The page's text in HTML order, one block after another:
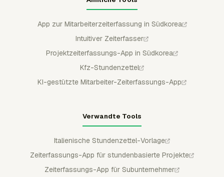
App zur Mitarbeiterzeiterfassung in Südkorea
Intuitiver Zeiterfasser
Projektzeiterfassungs-App in Südkorea
Kfz-Stundenzettel
KI-gestützte Mitarbeiter-Zeiterfassungs-App
Verwandte Tools
Italienische Stundenzettel-Vorlage
Zeiterfassungs-App für stundenbasierte Projekte
Zeiterfassungs-App für Subunternehmer